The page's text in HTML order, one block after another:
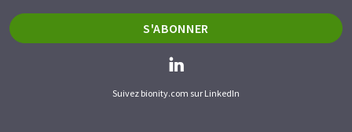
S'ABONNER
Suivez bionity.com sur LinkedIn